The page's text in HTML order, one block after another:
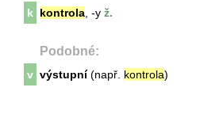
k kontrola , -y ž.
Podobné:
v výstupní(např. kontrola)